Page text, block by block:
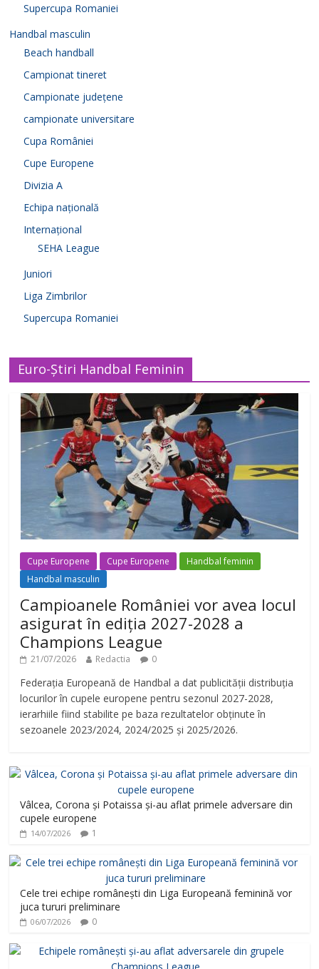
Supercupa Romaniei
Handbal masculin
Beach handball
Campionat tineret
Campionate județene
campionate universitare
Cupa României
Cupe Europene
Divizia A
Echipa națională
Internațional
SEHA League
Juniori
Liga Zimbrilor
Supercupa Romaniei
Euro-Știri Handbal Feminin
Cupe Europene Cupe Europene
Handbal feminin
Handbal masculin
Campioanele României vor avea locul
asigurat în ediția 2027-2028 a
Champions League
21/07/2026 Redactia 0
Federația Europeană de Handbal a dat publicității distribuția
locurilor în cupele europene pentru sezonul 2027-2028,
ierarhiile fiind stabilite pe baza rezultatelor obținute în
sezoanele 2023/2024, 2024/2025 și 2025/2026.
Vâlcea, Corona și Potaissa și-au aflat primele adversare din
cupele europene
14/07/2026 1
Cele trei echipe românești din Liga Europeană feminină vor
juca tururi preliminare
06/07/2026 0